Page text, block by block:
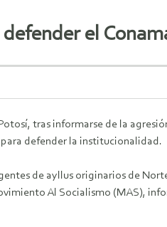
el
tras informarse de la
para defender la institucionalidad.
de ayllus originarios de
Al Socialismo (MAS),